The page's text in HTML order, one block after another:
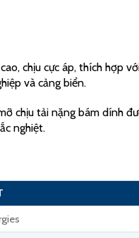
chịu cực áp, thích hợp
và cảng biển.
chịu tải nặng bám dính
nghiệt.